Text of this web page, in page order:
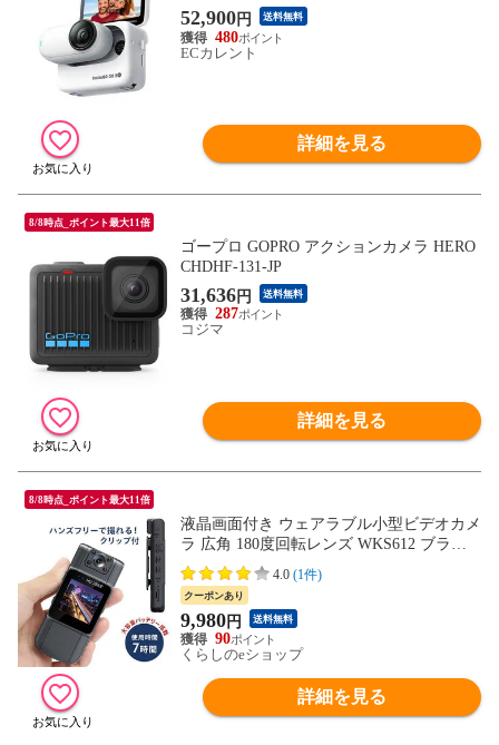
ンカメラ CINSAATA-GO3S128W 国内正規
品
52,900円 送料無料
480
ECカレント
詳細を見る
8/8時点_ポイント最大11倍
ゴープロ GOPRO アクションカメラ HERO
CHDHF-131-JP
31,636円 送料無料
287
コジマ
詳細を見る
8/8時点_ポイント最大11倍
液晶画面付き ウェアラブル小型ビデオカメ
ラ 広角 180度回転レンズ WKS612 ブラッ
ク 小型カメラ デジカメ ドライブレコーダ
ー アクションカメラ ハンズフリーカメラ
監視カメラ 防犯カメラ 動画 静止画 録画
録音 エンリス商事 【送料無料】
4.0 (1件)
クーポンあり
9,980円 送料無料
90
くらしのeショップ
詳細を見る